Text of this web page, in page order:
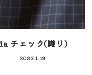
チェック(織り)
2023.1.19